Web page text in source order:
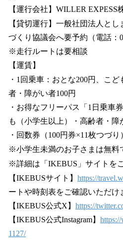
【運行会社】WILLER EXPESS
【貸切運行】一般社団法人と
づくり協議会へ要予約（電話：
※走行ルートは要相談
【運賃】
・1回乗車：おとな200円、こ
者・障がい者100円
・お得なフリーパス「1日乗車
も（小学生以上）・高齢者・障
・回数券（100円券×11枚つづり
※小学生未満のお子さまは無料
※詳細は「IKEBUS」サイトを
【IKEBUSサイト】 https://
ートや時刻表をご確認いただけ
【IKEBUS公式X】 https://
【IKEBUS公式Instagram】 https://
1127/